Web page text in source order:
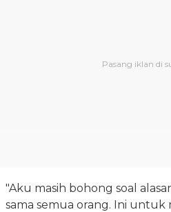
"Aku masih bohong soal
sama semua orang. Ini untuk